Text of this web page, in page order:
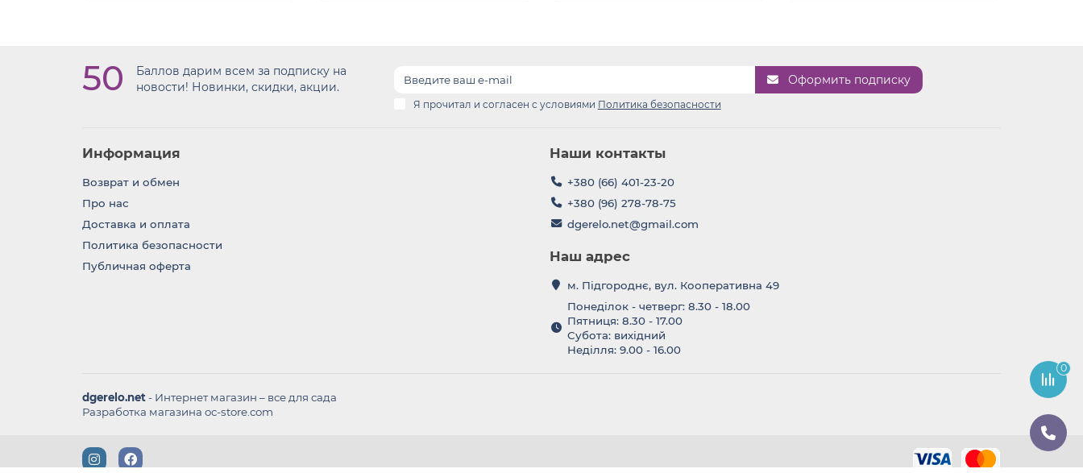
50
Баллов дарим всем за подписку на
новости! Новинки, скидки, акции.
Оформить подписку
Я прочитал и согласен с условиями Политика безопасности
Информация
Возврат и обмен
Про нас
Доставка и оплата
Политика безопасности
Публичная оферта
Наши контакты
+380 (66) 401-23-20
+380 (96) 278-78-75
dgerelo.net@gmail.com
Наш адрес
м. Підгороднє, вул. Кооперативна 49
Понеділок - четверг: 8.30 - 18.00
Пятниця: 8.30 - 17.00
Субота: вихідний
Неділля: 9.00 - 16.00
dgerelo.net- Интернет магазин – все для сада
Разработка магазина oc-store.com
0